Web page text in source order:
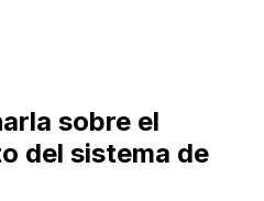
sobre el
del sistema de